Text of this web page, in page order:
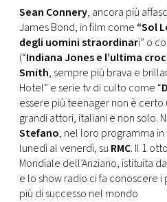
Sean Connery, ancora più
James Bond, in film come “Sol
degli uomini straordinari” o
(“Indiana Jones e l’ultima
Smith, sempre più brava e
Hotel” e serie tv di culto come “
essere più teenager non è
grandi attori, italiani e non solo.
Stefano, nel loro programma in
lunedì al venerdì, su RMC. Il 1
Mondiale dell’Anziano, istituita
e lo show radio ci fa conoscere i
più di successo nel mondo